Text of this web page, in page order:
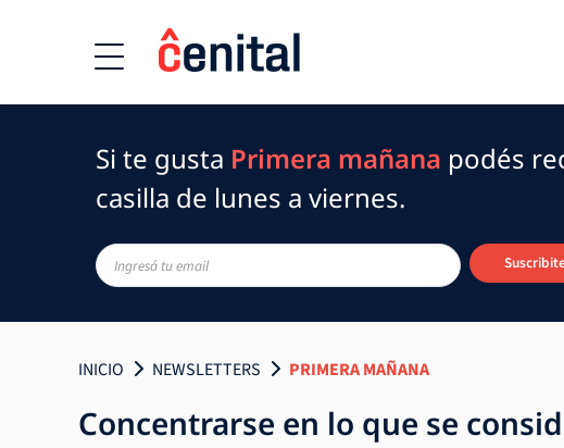
Si te gusta Primera mañana podés
casilla de lunes a viernes.
INICIO NEWSLETTERS PRIMERA MAÑANA
Concentrarse en lo que se